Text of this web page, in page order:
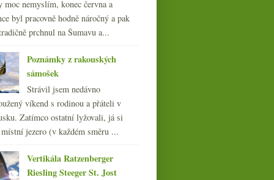
moc nemyslím, konec června a
byl pracovně hodně náročný a pak
prchnul na Šumavu a...
Poznámky z rakouských
sámošek
Strávil jsem nedávno
víkend s rodinou a přáteli v
Zatímco ostatní lyžovali, já si
jezero (v každém směru ...
Vertikála Ratzenberger
Riesling Steeger St. Jost